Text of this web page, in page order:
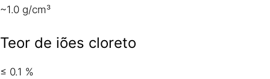
~1.0 g/cm³
Teor de iões cloreto
≤ 0.1 %